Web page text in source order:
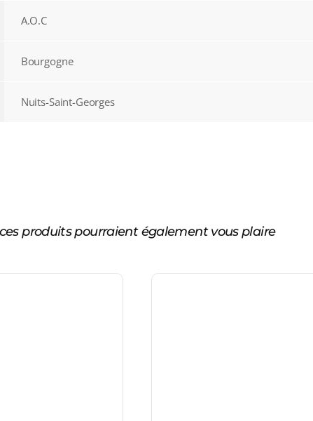
A.O.C
Bourgogne
Nuits-Saint-Georges
ces produits pourraient également vous plaire